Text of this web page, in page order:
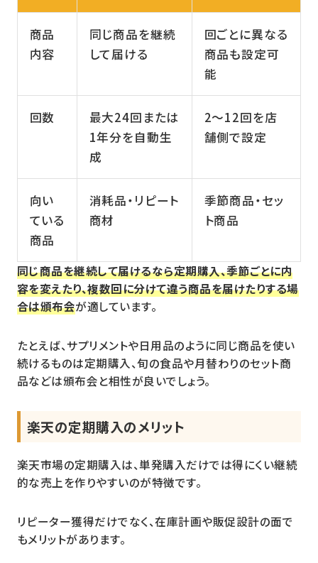
商品
内容
同じ商品を継続
して届ける
回ごとに異なる
商品も設定可
能
回数
最大24回または
1年分を自動生
成
2〜12回を店
舗側で設定
向い
ている
商品
消耗品・リピート
商材
季節商品・セッ
ト商品
同じ商品を継続して届けるなら定期購入、季節ごとに内
容を変えたり、複数回に分けて違う商品を届けたりする場
合は頒布会が適しています。
たとえば、サプリメントや日用品のように同じ商品を使い
続けるものは定期購入、旬の食品や月替わりのセット商
品などは頒布会と相性が良いでしょう。
楽天の定期購入のメリット
楽天市場の定期購入は、単発購入だけでは得にくい継続
的な売上を作りやすいのが特徴です。
リピーター獲得だけでなく、在庫計画や販促設計の面で
もメリットがあります。